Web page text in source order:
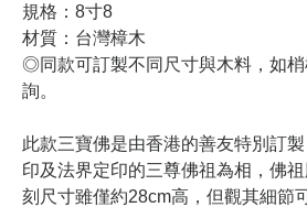
規格：8寸8
材質：台灣樟木
◎同款可訂製不同尺寸與木料，如
詢。
此款三寶佛是由香港的善友特別訂
印及法界定印的三尊佛祖為相，佛
刻尺寸雖僅約28cm高，但觀其細節